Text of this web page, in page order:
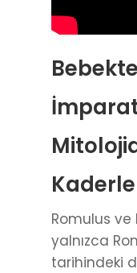
Romulus ve
yalnızca
tarihindeki